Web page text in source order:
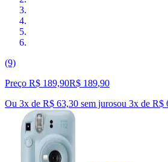
(9)
Preço R$ 189,90R$ 189,90
Ou 3x de R$ 63,30 sem jurosou 3x de R$